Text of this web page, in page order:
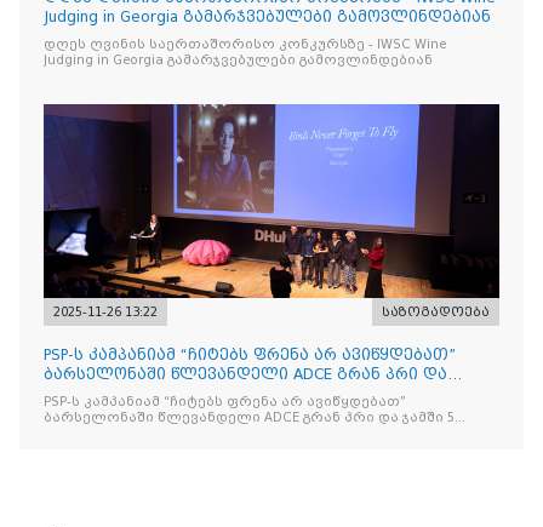
Judging in Georgia გამარჯვებულები გამოვლინდებიან
დღეს ღვინის საერთაშორისო კონკურსზე - IWSC Wine
Judging in Georgia გამარჯვებულები გამოვლინდებიან
2025-11-26 13:22 საზოგადოება
PSP-ს კამპანიამ “ჩიტებს ფრენა არ ავიწყდებათ”
ბარსელონაში წლევანდელი ADCE გრან პრი და
ჯამში 5 ჯილდო მ
PSP-ს კამპანიამ “ჩიტებს ფრენა არ ავიწყდებათ”
ბარსელონაში წლევანდელი ADCE გრან პრი და ჯამში 5